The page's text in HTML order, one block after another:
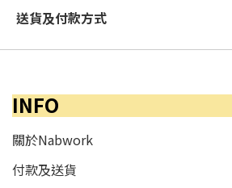
送貨及付款方式
INFO
關於Nabwork
付款及送貨